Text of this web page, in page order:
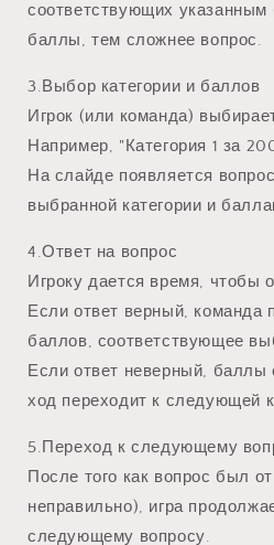
соответствующих
баллы, тем сложнее вопрос.
3.Выбор категории и баллов
Игрок (или команда)
Например, "Категория 1 за
На слайде появляется
выбранной категории и
4.Ответ на вопрос
Игроку дается время, чтобы
Если ответ верный, команда
баллов, соответствующее
Если ответ неверный,
ход переходит к следующей
5.Переход к следующему
После того как вопрос был
неправильно), игра
следующему вопросу.